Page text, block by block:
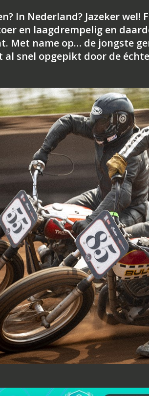
In Nederland? Jazeker
en laagdrempelig en
Met name op… de jongste
snel opgepikt door de